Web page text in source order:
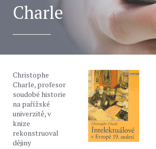
Charle
Christophe
Charle, profesor
soudobé historie
na pařížské
univerzitě, v
knize
rekonstruoval
dějiny